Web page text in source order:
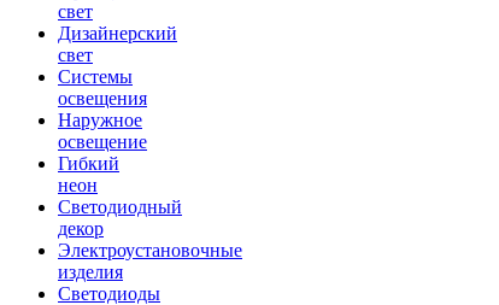
свет
Дизайнерский
свет
Системы
освещения
Наружное
освещение
Гибкий
неон
Светодиодный
декор
Электроустановочные
изделия
Светодиоды